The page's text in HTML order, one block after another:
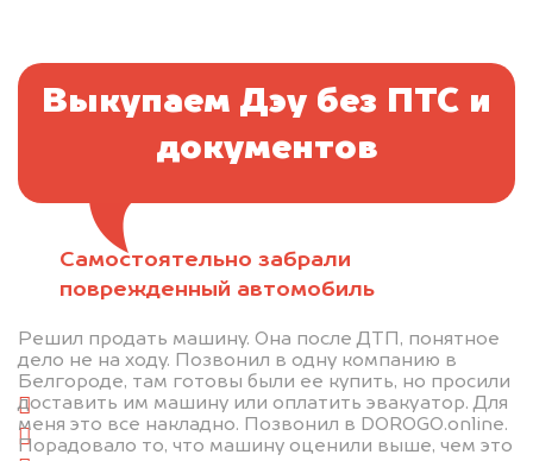
Самостоятельно забрали
поврежденный автомобиль
Решил продать машину. Она после ДТП, понятное
дело не на ходу. Позвонил в одну компанию в
Белгороде, там готовы были ее купить, но просили
доставить им машину или оплатить эвакуатор. Для
меня это все накладно. Позвонил в DOROGO.online.
Порадовало то, что машину оценили выше, чем это
Выкупаем Дэу без ПТС и
документов
Отправьте фотографии автомобиля — через
1. Сфотографируйте машину:
спереди
сзади